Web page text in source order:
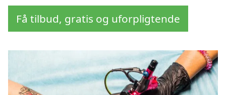
Få tilbud, gratis og uforpligtende